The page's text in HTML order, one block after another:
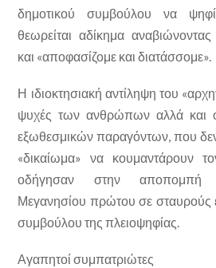
δημοτικού συμβούλου να
θεωρείται αδίκημα
και «αποφασίζομε και διατάσσομε».
Η ιδιοκτησιακή αντίληψη του
ψυχές των ανθρώπων αλλά και
εξωθεσμικών παραγόντων, που
«δικαίωμα» να κουμαντάρουν
οδήγησαν στην αποπομπή
Μεγανησίου πρώτου σε σταυρούς
συμβούλου της πλειοψηφίας.
Αγαπητοί συμπατριώτες